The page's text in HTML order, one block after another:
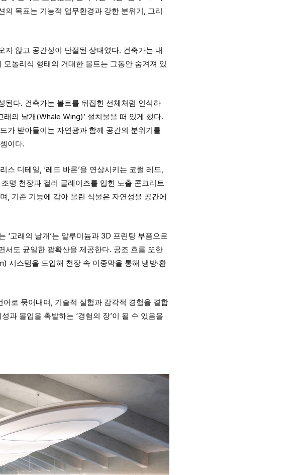
의 목표는 기능적 업무환경과 강한 분위기, 그리
않고 공간성이 단절된 상태였다. 건축가는 내
놀리식 형태의 거대한 볼트는 그동안 숨겨져 있
된다. 건축가는 볼트를 뒤집힌 선체처럼 인식하
의 날개(Whale Wing)’ 설치물을 떠 있게 했다.
가 받아들이는 자연광과 함께 공간의 분위기를
이다.
디테일, ‘레드 바론’을 연상시키는 코럴 레드,
명 천장과 컬러 글레이즈를 입힌 노출 콘크리트
, 기존 기둥에 감아 올린 식물은 자연성을 공간에
‘고래의 날개’는 알루미늄과 3D 프린팅 부품으로
서도 균일한 광확산을 제공한다. 공조 흐름 또한
시스템을 도입해 천장 속 이중막을 통해 냉방·환
로 묶어내며, 기술적 실험과 감각적 경험을 결합
과 몰입을 촉발하는 ‘경험의 장’이 될 수 있음을